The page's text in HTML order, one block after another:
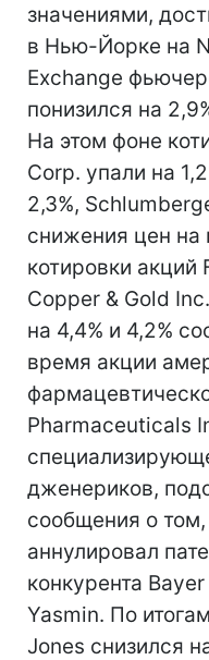
значениями,
в Нью-Йорке на
Exchange
понизился на
На этом фоне
Corp. упали на
2,3%,
снижения цен на
котировки
Copper & Gold
на 4,4% и 4,2%
время акции
Pharmaceuticals
дженериков,
сообщения о
аннулировал
конкурента
Yasmin. По
Jones снизился